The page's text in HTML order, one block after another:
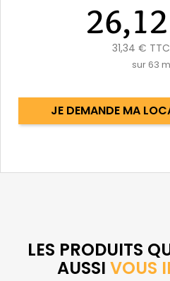
31,34 €
sur 63
JE DEMANDE MA
LES PRODUITS
AUSSI VOUS